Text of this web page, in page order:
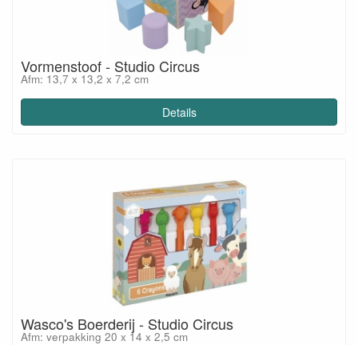
Vormenstoof - Studio Circus
Afm: 13,7 x 13,2 x 7,2 cm
Details
Wasco's Boerderij - Studio Circus
Afm: verpakking 20 x 14 x 2,5 cm